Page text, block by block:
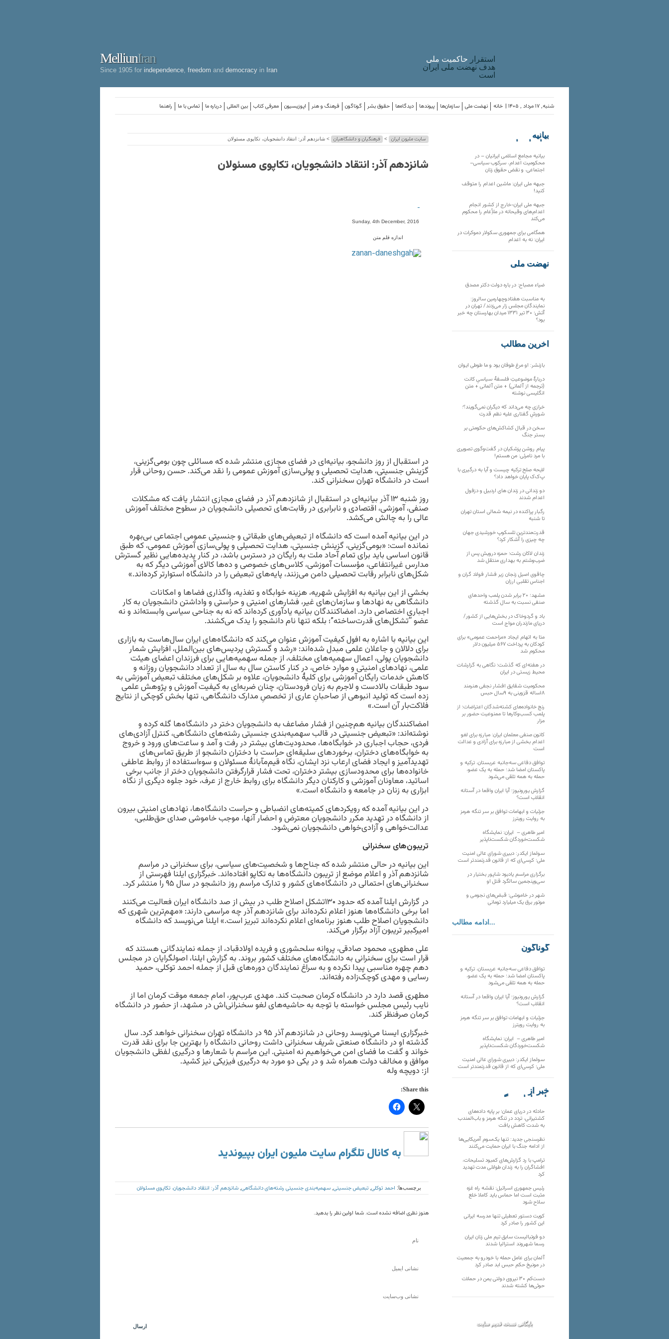
MelliunIran
Since 1905 for independence freedom and democracy in Iran
استقرار حاکميت ملی
هدف نهضت ملی ایران
است
راهنما تماس با ما درباره ما بین المللی معرفی کتاب اپوزیسیون فرهنگ و هنر گوناگون حقوق بشر دیدگاه‌ها پیوندها سازمان‌ها نهضت ملی خانه شنبه, ۱۷ مرداد , ۱۴۰۵ |
سایت ملیون ایران > فرهنگیان و دانشگاهیان > شانزدهم آذر: انتقاد دانشجویان، تکاپوی مسئولان
شانزدهم آذر: انتقاد دانشجویان، تکاپوی مسئولان
-
Sunday, 4th December, 2016
اندازه قلم متن
در استقبال از روز دانشجو، بیانیه‌ای در فضای مجازی منتشر شده که مسائلی چون بومی‌گزینی،
گزینش جنسیتی، هدایت تحصیلی و پولی‌سازی آموزش عمومی را نقد می‌کند. حسن روحانی قرار
است در دانشگاه تهران سخنرانی کند.
روز شنبه ۱۳ آذر بیانیه‌ای در استقبال از شانزدهم آذر در فضای مجازی انتشار یافت که مشکلات
صنفی، آموزشی، اقتصادی و نابرابری در رقابت‌های تحصیلی دانشجویان در سطوح مختلف آموزش
عالی را به چالش می‌کشد.
در این بیانیه آمده است که دانشگاه از تبعیض‌های طبقاتی و جنسیتی عمومی اجتماعی بی‌بهره
نمانده است: «بومی‌گزینی، گزینش جنسیتی، هدایت تحصیلی و پولی‌سازی آموزش عمومی، که طبق
قانون اساسی باید برای تمام آحاد ملت به رایگان در دسترس باشد، در کنار پدیده‌هایی نظیر گسترش
مدارس غیرانتفاعی، مؤسسات آموزشی، کلاس‌های خصوصی و ده‌ها کالای آموزشی دیگر که به
شکل‌های نابرابر رقابت تحصیلی دامن می‌زنند، پایه‌های تبعیض را در دانشگاه استوارتر کرده‌اند.»
بخشی از این بیانیه به افزایش شهریه، هزینه‌ خوابگاه و تغذیه، واگذاری فضاها و امکانات
دانشگاهی به نهادها و سازمان‌های غیر، فشارهای امنیتی و حراستی و واداشتن دانشجویان به کار
اجباری اختصاص دارد. امضاکنندگان بیانیه یادآوری کرده‌اند که نه به جناحی سیاسی وابسته‌اند و نه
عضو “تشکل‌های قدرت‌ساخته”؛ بلکه تنها نام دانشجو را یدک می‌کشند.
این بیانیه با اشاره به افول کیفیت آموزش عنوان می‌کند که دانشگاه‌های ایران سال‌هاست به بازاری
برای دلالان و جاعلان علمی مبدل شده‌اند: «رشد و گسترش پردیس‌های بین‌الملل، افزایش شمار
دانشجویان پولی، اعمال سهمیه‌های مختلف، از جمله سهمیه‌هایی برای فرزندان اعضای هیئت
علمی، نهادهای امنیتی و موارد خاص، در کنار کاستن سال به سال از تعداد دانشجویان روزانه و
کاهش خدمات رایگان آموزشی برای کلیۀ دانشجویان، علاوه بر شکل‌های مختلف تبعیض آموزشی به
سود طبقات بالادست و لاجرم به زیان فرودستان، چنان ضربه‌ای به کیفیت آموزش و پژوهش علمی
زده است که تولید انبوهی از صاحبانِ عاری از تخصصِ مدارک دانشگاهی، تنها بخش کوچکی از نتایج
فلاکت‌بار آن است.»
امضا‌کنندگان بیانیه هم‌چنین از فشار مضاعف به دانشجویان دختر در دانشگاه‌ها گله کرده و
نوشته‌اند: «تبعیض جنسیتی در قالب سهمیه‌بندی جنسیتی رشته‌های دانشگاهی، کنترل آزادی‌های
فردی، حجاب اجباری در خوابگاه‌ها، محدودیت‌‌های بیشتر در رفت و آمد و ساعت‌های ورود و خروج
به خوابگاه‌های دختران، برخوردهای سلیقه‌ای حراست با دختران دانشجو از طریق تماس‌های
تهدیدآمیز و ایجاد فضای ارعاب نزد ایشان، نگاه قیم‌مآبانۀ مسئولان و سوءاستفاده از روابط عاطفی
خانواده‌ها برای محدودسازی بیشتر دختران، تحت فشار قرارگرفتن دانشجویان دختر از جانب برخی
اساتید، معاونان آموزشی و کارکنان دیگر دانشگاه برای روابط خارج از عرف، خود جلوه دیگری از نگاه
ابزاری به زنان در جامعه و دانشگاه است.»
در این بیانیه آمده که رویکردهای کمیته‌های انضباطی و حراست دانشگاه‌ها، نهادهای امنیتی بیرون
از دانشگاه در تهدید مکرر دانشجویان معترض و احضار آنها، موجب خاموشی صدای حق‌طلبی،
عدالت‌خواهی و آزادی‌خواهی دانشجویان نمی‌شود.
تریبون‌‌های سخنرانی
این بیانیه در حالی منتشر شده که جناح‌ها و شخصیت‌های سیاسی، برای سخنرانی در مراسم
شانزدهم آذر و اعلام موضع از تریبون دانشگاه‌ها به تکاپو افتاده‌اند. خبرگزاری ایلنا فهرستی از
سخنرانی‌های احتمالی در دانشگاه‌های کشور و تدارک مراسم روز دانشجو در سال ۹۵ را منتشر کرد.
در گزارش ایلنا آمده که حدود ۱۳۰تشکل اصلاح طلب در بیش از صد دانشگاه ایران فعالیت می‌کنند
اما برخی دانشگاه‌ها هنوز اعلام نکرده‌اند برای شانزدهم آذر چه مراسمی دارند: «مهم‌ترین شهری که
دانشجویان اصلاح طلب هنوز برنامه‌ای اعلام نکرده‌اند تبریز است.» ایلنا می‌نویسد که دانشگاه
امیرکبیر تریبون آزاد برگزار می‌کند.
علی مطهری، محمود صادقی، پروانه سلحشوری و فریده اولادقباد، از جمله نمایندگانی هستند که
قرار است برای سخنرانی به دانشگاه‌های مختلف کشور بروند. به گزارش ایلنا، اصولگرایان در مجلس
دهم چهره مناسبی پیدا نکرده ‌و به سراغ نمایندگان دوره‌های قبل از جمله احمد توکلی، حمید
رسایی و مهدی کوچک‌زاده رفته‌اند.
مطهری قصد دارد در دانشگاه کرمان صحبت کند. مهدی عرب‌پور، امام جمعه موقت کرمان اما از
نایب رئیس مجلس خواسته با توجه به حاشیه‌های لغو سخنرانی‌اش در مشهد، از حضور در دانشگاه
کرمان صرفنظر کند.
خبرگزاری ایسنا می‌نویسد روحانی در شانزدهم آذر ۹۵ در دانشگاه تهران سخنرانی خواهد کرد. سال
گذشته او در دانشگاه صنعتی شریف سخنرانی داشت روحانی دانشگاه را بهترین جا برای نقد قدرت
خواند و گفت ما فضای امن می‌خواهیم نه امنیتی. این مراسم با شعارها و درگیری لفظی دانشجویان
موافق و مخالف دولت همراه شد و در یکی دو مورد به درگیری فیزیکی نیز کشید.
از: دویچه وله
Share this:
به کانال تلگرام سایت ملیون ایران بپیوندید
برچسب‌ها: احمد توکلی تبعیض جنسیتی سهمیه‌بندی جنسیتی رشته‌های دانشگاهی شانزدهم آذر: انتقاد دانشجویان، تکاپوی مسئولان
هنوز نظری اضافه نشده است. شما اولین نظر را بدهید.
بیانیه
سازمان‌های
بیانیه مجامع اسلامی ایرانیان – در
محکومیت اعدام، سرکوب سیاسی–
اجتماعی، و نقض حقوق زنان
جبهه ملی ایران: ماشین اعدام را متوقف
کنید!
جبهه ملی ایران-خارج از کشور انجام
اعدام‌های وقیحانه در ملأِعام را محکوم
می‌کند
همگامی برای جمهوری سکولار دموکرات در
ایران: نه به اعدام
نهضت ملی
ضیاء مصباح: در باره دولت دکتر مصدق
به مناسبت هفتادوچهارمین سالروز:
نمایندگان مجلس زار می‌زدند/ تهران در
آتش؛ ۳۰ تیر ۱۳۳۱ میدان بهارستان چه خبر
بود؟
آخرین مطالب
بازنشر: او مرغ طوفان بود و ما طوطی ایوان
دربارهٔ موضوعیتِ فلسفهٔ سیاسیِ کانت
(ترجمه از آلمانی) + متن آلمانی + متن
انگلیسی نوشته
خرازی چه می‌داند که دیگران نمی‌گویند؟؛
شورشِ گفتاری علیه نظم قدرت
سخن در قبال کشاکش‌های حکومتی بر
بستر جنگ
پیام روشن پزشکیان در گفت‌و‌گوی تصویری
با مرد نامرئی: من هستم!
لایحه صلح ترکیه چیست و آیا به درگیری با
پ‌ک‌ک پایان خواهد داد؟
دو زندانی در زندان های اردبیل و دزفول
اعدام شدند
رگبار پراکنده در نیمه شمالی استان تهران
تا شنبه
قدرت‌مندترین تلسکوپ خورشیدی جهان
چه چیزی را آشکار کرد؟
زندان لاکان رشت؛ حمزه درویش پس از
ضرب‌وشتم به بهداری منتقل شد
چاقوی اصیل زنجان زیر فشار فولاد گران و
اجناس تقلبی ارزان
مشهد؛ ۲۰ برابر شدن پلمب واحدهای
صنفی نسبت به سال گذشته
باد و گردوخاک در بخش‌هایی از کشور/
دریای مازندران مواج است
متا به اتهام ایجاد «مزاحمت عمومی» برای
کودکان به پرداخت ۵۶۷ میلیون دلار
محکوم شد
در هفته‌ای که گذشت؛ نگاهی به گزارشات
محیط زیستی در ایران
محکومیت شقایق افشار نجفی هنرمند
۱۸ساله قزوینی به ۹سال حبس
رنج خانواده‌های کشته‌شدگان اعتراضات؛ از
پلمب کسب‌وکارها تا ممنوعیت حضور بر
مزار
کانون صنفی معلمان ایران: مبارزه برای لغو
اعدام بخشی از مبارزه برای آزادی و عدالت
است
توافق دفاعی سه‌جانبه عربستان، ترکیه و
پاکستان امضا شد؛ حمله به یک عضو،
حمله به همه تلقی می‌شود
گزارش یورونیوز؛ آیا ایران واقعا در آستانه
انقلاب است؟
جزئیات و ابهامات توافق بر سر تنگه هرمز
به روایت رویترز
امیر طاهری – ایران: نمایشگاه
شکست‌خوردگان شکست‌ناپذیر
سولماز ایکدر: دبیری شورای عالی امنیت
ملی؛ کرسی‌ای که از قانون قدرتمندتر است
برگزاری مراسم یادبود شاپور بختیار در
سی‌وپنجمین سالگرد قتل او
شهر در خاموشی؛ قبض‌های نجومی و
موتور برق یک میلیارد تومانی
ادامه مطالب...
گوناگون
توافق دفاعی سه‌جانبه عربستان، ترکیه و
پاکستان امضا شد؛ حمله به یک عضو،
حمله به همه تلقی می‌شود
گزارش یورونیوز؛ آیا ایران واقعا در آستانه
انقلاب است؟
جزئیات و ابهامات توافق بر سر تنگه هرمز
به روایت رویترز
امیر طاهری – ایران: نمایشگاه
شکست‌خوردگان شکست‌ناپذیر
سولماز ایکدر: دبیری شورای عالی امنیت
ملی؛ کرسی‌ای که از قانون قدرتمندتر است
خبر از
تارنماهای دیگر
حادثه در دریای عمان؛ بر پایه داده‌های
کشتیرانی، تردد در تنگه هرمز و باب‌المندب
به شدت کاهش یافت
نظرسنجی جدید: تنها یک‌سوم آمریکایی‌ها
از ادامه جنگ با ایران حمایت می‌کنند
ترامپ با رد گزارش‌های کمبود تسلیحات،
افشاگران را به زندان طولانی مدت تهدید
کرد
رئیس‌ جمهوری اسرائیل: نقشه راه غزه
مثبت است اما حماس باید کاملا خلع
سلاح شود
کویت دستور تعطیلی تنها مدرسه ایرانی
این کشور را صادر کرد
دو فوتبالیست سابق تیم ملی زنان ایران
رسما شهروند استرالیا شدند
آلمان برای عامل حمله با خودرو به جمعیت
در مونیخ حکم حبس ابد صادر کرد
دست‌کم ۳۰ نیروی دولتی یمن در حملات
حوثی‌ها کشته شدند
بایگانی نسخه قدیم سایت